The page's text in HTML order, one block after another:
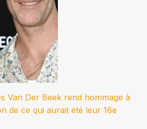
Van Der Beek rend hommage à
de ce qui aurait été leur 16e